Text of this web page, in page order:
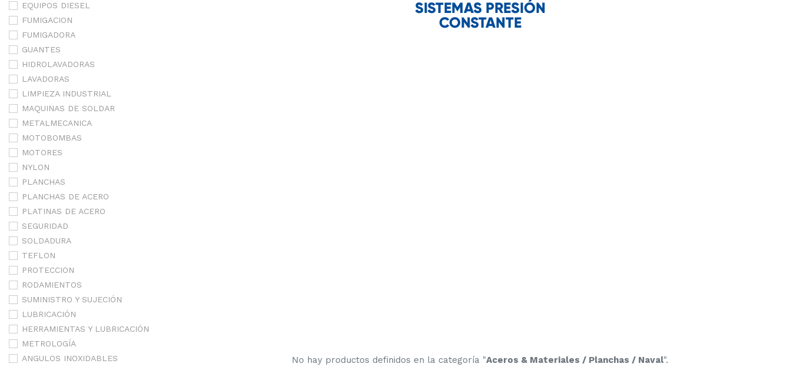
EQUIPOS DIESEL
FUMIGACION
FUMIGADORA
GUANTES
HIDROLAVADORAS
LAVADORAS
LIMPIEZA INDUSTRIAL
MAQUINAS DE SOLDAR
METALMECANICA
MOTOBOMBAS
MOTORES
NYLON
PLANCHAS
PLANCHAS DE ACERO
PLATINAS DE ACERO
SEGURIDAD
SOLDADURA
TEFLON
PROTECCION
RODAMIENTOS
SUMINISTRO Y SUJECIÓN
LUBRICACIÓN
HERRAMIENTAS Y LUBRICACIÓN
METROLOGÍA
ANGULOS INOXIDABLES
No hay productos definidos en la categoría "Aceros & Materiales / Planchas / Naval".